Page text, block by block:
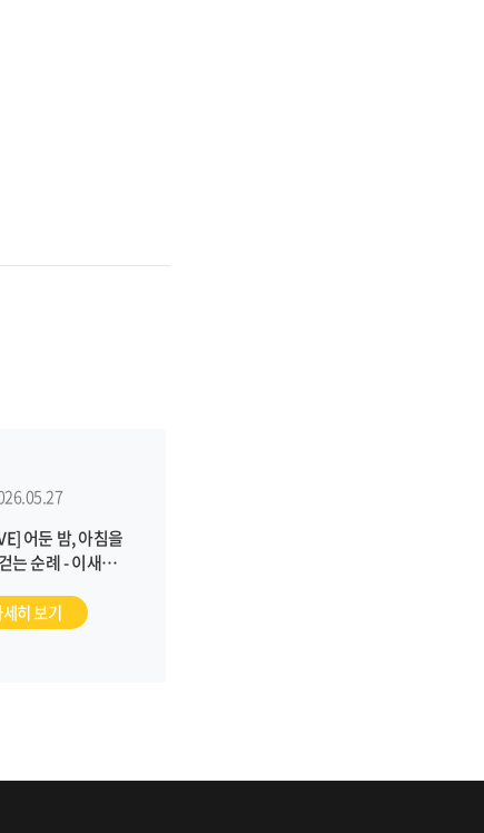
어둔 밤, 아침을
는 순례 - 이새벽
히 보기